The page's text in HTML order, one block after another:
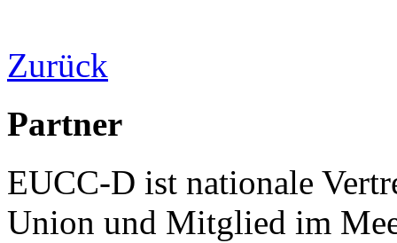
Zurück
Partner
EUCC-D ist nationale
Union und Mitglied im